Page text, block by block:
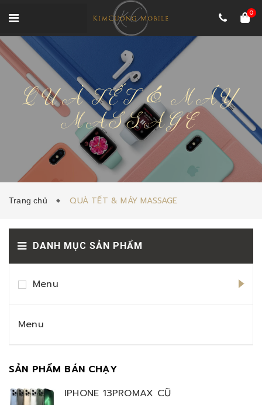
0
QUÀ TẾT & MÁY
MASSAGE
Trang chủ QUÀ TẾT & MÁY MASSAGE
DANH MỤC SẢN PHẨM
Menu
Menu
SẢN PHẨM BÁN CHẠY
IPHONE 13PROMAX CŨ